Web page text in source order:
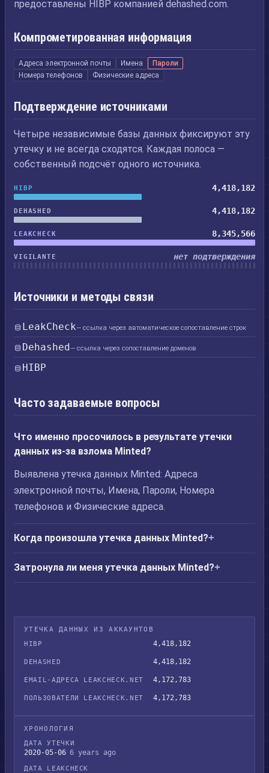
предоставлены HIBP компанией dehashed.com.
Компрометированная информация
Адреса электронной почты Имена
Пароли
Номера телефонов
Физические адреса
Подтверждение источниками
Четыре независимые базы данных фиксируют эту
утечку и не всегда сходятся. Каждая полоса —
собственный подсчёт одного источника.
HIBP 4,418,182
DEHASHED 4,418,182
LEAKCHECK 8,345,566
VIGILANTE нет подтверждения
Источники и методы связи
LeakCheck— ссылка через автоматическое сопоставление строк
Dehashed— ссылка через сопоставление доменов
HIBP
Часто задаваемые вопросы
Что именно просочилось в результате утечки
данных из-за взлома Minted?
Выявлена утечка данных Minted: Адреса
электронной почты, Имена, Пароли, Номера
телефонов и Физические адреса.
Когда произошла утечка данных Minted?
Затронула ли меня утечка данных Minted?
УТЕЧКА ДАННЫХ ИЗ АККАУНТОВ
HIBP
4,418,182
DEHASHED 4,418,182
EMAIL-АДРЕСА LEAKCHECK.NET 4,172,783
ПОЛЬЗОВАТЕЛИ LEAKCHECK.NET 4,172,783
ХРОНОЛОГИЯ
ДАТА УТЕЧКИ
2020-05-06 6 years ago
ДАТА LEAKCHECK